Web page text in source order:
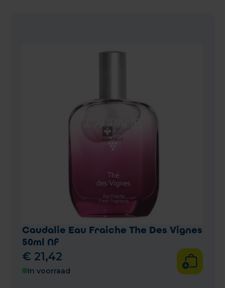
Caudalie Eau Fraiche The Des Vignes
50ml Nf
€ 21,42
In voorraad